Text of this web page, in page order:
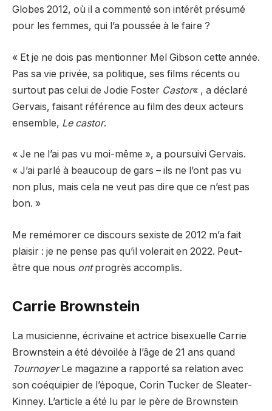
Globes 2012, où il a commenté son intérêt présumé
pour les femmes, qui l’a poussée à le faire ?
« Et je ne dois pas mentionner Mel Gibson cette année.
Pas sa vie privée, sa politique, ses films récents ou
surtout pas celui de Jodie Foster Castor« , a déclaré
Gervais, faisant référence au film des deux acteurs
ensemble, Le castor.
« Je ne l’ai pas vu moi-même », a poursuivi Gervais.
« J’ai parlé à beaucoup de gars – ils ne l’ont pas vu
non plus, mais cela ne veut pas dire que ce n’est pas
bon. »
Me remémorer ce discours sexiste de 2012 m’a fait
plaisir : je ne pense pas qu’il volerait en 2022. Peut-
être que nous ontprogrès accomplis.
Carrie Brownstein
La musicienne, écrivaine et actrice bisexuelle Carrie
Brownstein a été dévoilée à l’âge de 21 ans quand
TournoyerLe magazine a rapporté sa relation avec
son coéquipier de l’époque, Corin Tucker de Sleater-
Kinney. L’article a été lu par le père de Brownstein